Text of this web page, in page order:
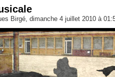
Birgé, dimanche 4 juillet 2010 à